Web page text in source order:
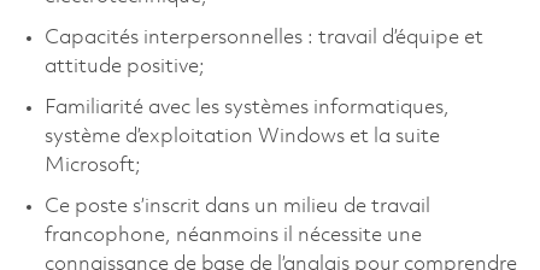
Capacités interpersonnelles : travail d’équipe et
attitude positive;
Familiarité avec les systèmes informatiques,
système d’exploitation Windows et la suite
Microsoft;
Ce poste s’inscrit dans un milieu de travail
francophone, néanmoins il nécessite une
connaissance de base de l’anglais pour comprendre